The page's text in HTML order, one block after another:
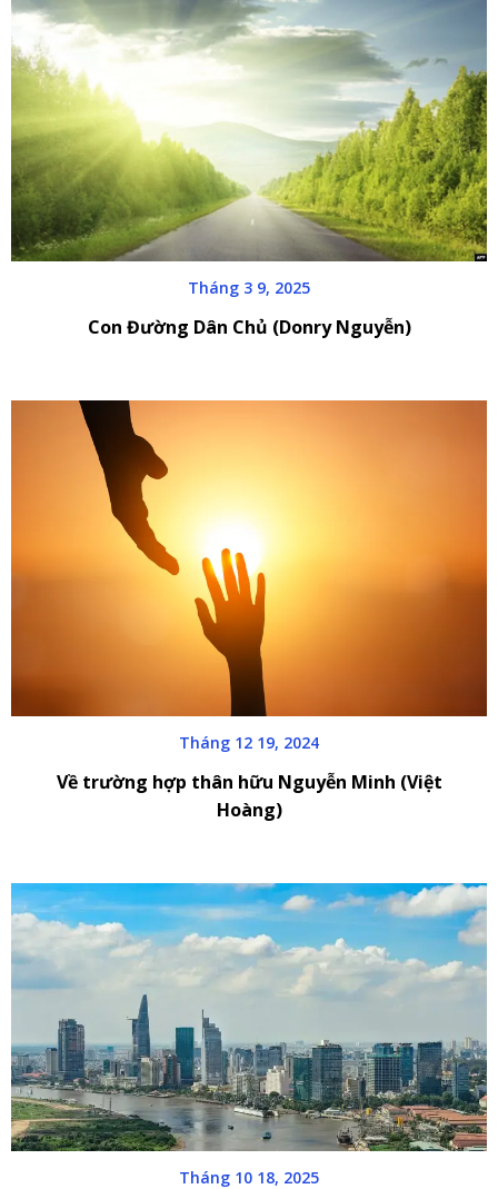
Tháng 3 9, 2025
Con Đường Dân Chủ (Donry Nguyễn)
Tháng 12 19, 2024
Về trường hợp thân hữu Nguyễn Minh (Việt
Hoàng)
Tháng 10 18, 2025